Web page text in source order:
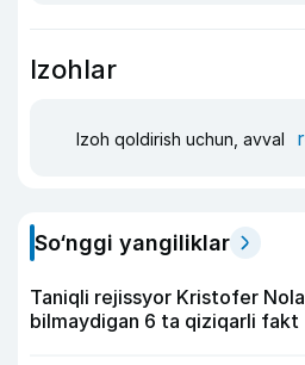
Izohlar
Izoh qoldirish uchun, avval
So‘nggi yangiliklar
Taniqli rejissyor Kristofer
bilmaydigan 6 ta qiziqarli fakt